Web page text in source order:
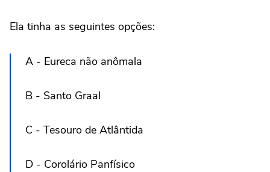
Ela tinha as seguintes opções:
A - Eureca não anômala
B - Santo Graal
C - Tesouro de Atlântida
D - Corolário Panfísico